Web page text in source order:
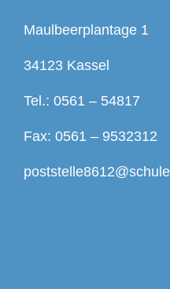
Maulbeerplantage 1
34123 Kassel
Tel.: 0561 – 54817
Fax: 0561 – 9532312